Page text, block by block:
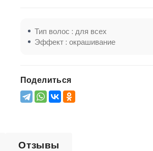
Тип волос : для всех
Эффект : окрашивание
Поделиться
Отзывы